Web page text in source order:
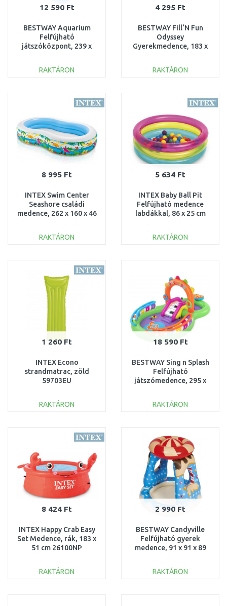
12 590 Ft
BESTWAY Aquarium
Felfújható
játszóközpont, 239 x
RAKTÁRON
Összehasonlítás
4 295 Ft
BESTWAY Fill‘N Fun
Odyssey
Gyerekmedence, 183 x
RAKTÁRON
Összehasonlítás
8 995 Ft
INTEX Swim Center
Seashore családi
medence, 262 x 160 x 46
RAKTÁRON
Összehasonlítás
5 634 Ft
INTEX Baby Ball Pit
Felfújható medence
labdákkal, 86 x 25 cm
RAKTÁRON
1 260 Ft
INTEX Econo
strandmatrac, zöld
59703EU
RAKTÁRON
Összehasonlítás
18 590 Ft
BESTWAY Sing n Splash
Felfújható
játszómedence, 295 x
RAKTÁRON
Összehasonlítás
8 424 Ft
INTEX Happy Crab Easy
Set Medence, rák, 183 x
51 cm 26100NP
RAKTÁRON
2 990 Ft
BESTWAY Candyville
Felfújható gyerek
medence, 91 x 91 x 89
RAKTÁRON